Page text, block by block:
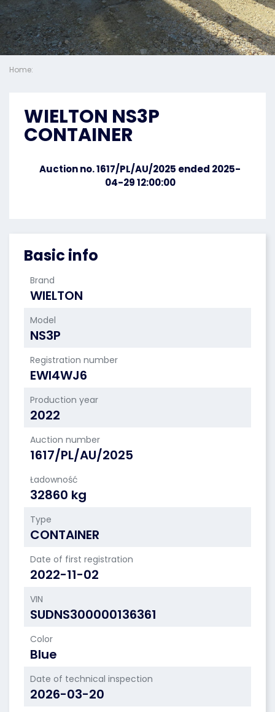
Home:
Basic info
Brand
WIELTON
Model
NS3P
Registration number
EWI4WJ6
Production year
2022
Auction number
1617/PL/AU/2025
Ładowność
32860 kg
Type
CONTAINER
Date of first registration
2022-11-02
VIN
SUDNS300000136361
Color
Blue
Date of technical inspection
2026-03-20
WIELTON NS3P
CONTAINER
Auction no. 1617/PL/AU/2025 ended 2025-
04-29 12:00:00